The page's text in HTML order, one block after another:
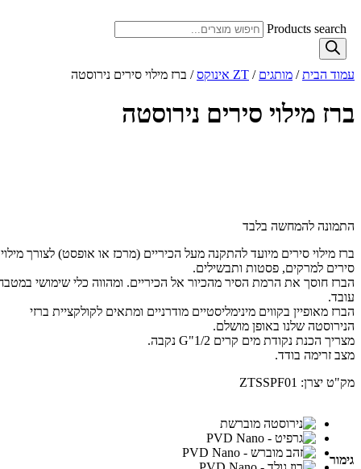
Products search
עמוד הבית/מותגים/ZT אינוקס​ / ברז מילוי סירים נירוסטה
ברז מילוי סירים נירוסטה
התמונה להמחשה בלבד
ברז מילוי סירים מיועד להתקנה מעל הכיריים (מרכז או אופסט) לצורך מילוי
סירים למרקים, פסטות ותבשילים.
הברז חוסך את הרמת הסיר מהכיור אל הכיריים. ומהווה כלי שימושי במטבח
עובד.
הברז מאופיין בקווים מינימליסטיים מודרניים ומתאים לקולקציית ברזי
הנירוסטה שלנו באופן מושלם.
מצריך הכנת נקודת מים קרים 1/2"G נקבה.
מצב זרימה בודד.
מק"ט יצרן: ZTSSPF01
גימור